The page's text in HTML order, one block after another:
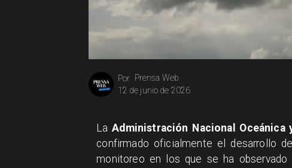
Prensa Web
Por
12 de junio de 2026
LaAdministración Nacional Oceánica
confirmado oficialmente el desarrollo
monitoreo en los que se ha observado